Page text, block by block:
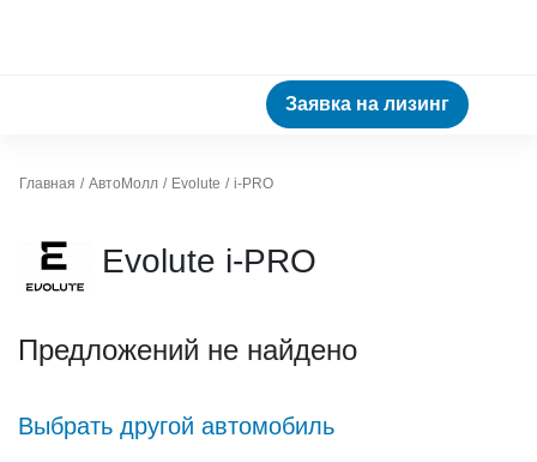
Заявка на лизинг
Главная АвтоМолл Evolute i-PRO
Evolute i-PRO
Предложений не найдено
Выбрать другой автомобиль